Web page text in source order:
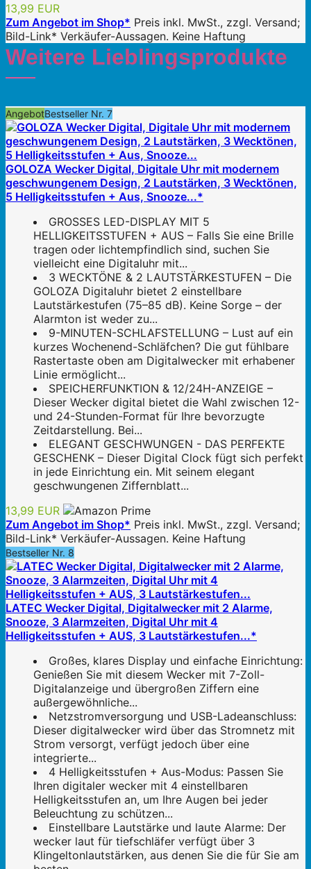
13,99 EUR
Zum Angebot im Shop* Preis inkl. MwSt., zzgl. Versand;
Bild-Link* Verkäufer-Aussagen. Keine Haftung
Weitere Lieblingsprodukte
AngebotBestseller Nr. 7
GOLOZA Wecker Digital, Digitale Uhr mit modernem
geschwungenem Design, 2 Lautstärken, 3 Wecktönen,
5 Helligkeitsstufen + Aus, Snooze...*
GROSSES LED-DISPLAY MIT 5
HELLIGKEITSSTUFEN + AUS – Falls Sie eine Brille
tragen oder lichtempfindlich sind, suchen Sie
vielleicht eine Digitaluhr mit...
3 WECKTÖNE & 2 LAUTSTÄRKESTUFEN – Die
GOLOZA Digitaluhr bietet 2 einstellbare
Lautstärkestufen (75–85 dB). Keine Sorge – der
Alarmton ist weder zu...
9-MINUTEN-SCHLAFSTELLUNG – Lust auf ein
kurzes Wochenend-Schläfchen? Die gut fühlbare
Rastertaste oben am Digitalwecker mit erhabener
Linie ermöglicht...
SPEICHERFUNKTION & 12/24H-ANZEIGE –
Dieser Wecker digital bietet die Wahl zwischen 12-
und 24-Stunden-Format für Ihre bevorzugte
Zeitdarstellung. Bei...
ELEGANT GESCHWUNGEN - DAS PERFEKTE
GESCHENK – Dieser Digital Clock fügt sich perfekt
in jede Einrichtung ein. Mit seinem elegant
geschwungenen Ziffernblatt...
13,99 EUR
Zum Angebot im Shop* Preis inkl. MwSt., zzgl. Versand;
Bild-Link* Verkäufer-Aussagen. Keine Haftung
Bestseller Nr. 8
LATEC Wecker Digital, Digitalwecker mit 2 Alarme,
Snooze, 3 Alarmzeiten, Digital Uhr mit 4
Helligkeitsstufen + AUS, 3 Lautstärkestufen...*
Großes, klares Display und einfache Einrichtung:
Genießen Sie mit diesem Wecker mit 7-Zoll-
Digitalanzeige und übergroßen Ziffern eine
außergewöhnliche...
Netzstromversorgung und USB-Ladeanschluss:
Dieser digitalwecker wird über das Stromnetz mit
Strom versorgt, verfügt jedoch über eine
integrierte...
4 Helligkeitsstufen + Aus-Modus: Passen Sie
Ihren digitaler wecker mit 4 einstellbaren
Helligkeitsstufen an, um Ihre Augen bei jeder
Beleuchtung zu schützen...
Einstellbare Lautstärke und laute Alarme: Der
wecker laut für tiefschläfer verfügt über 3
Klingeltonlautstärken, aus denen Sie die für Sie am